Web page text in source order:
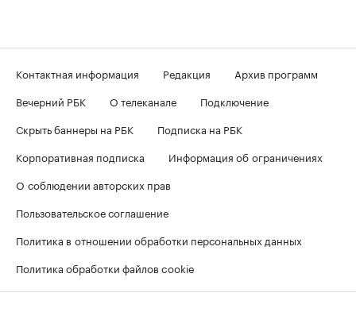
Контактная информация Редакция
Архив программ
Вечерний РБК
О телеканале
Подключение
Скрыть баннеры на РБК
Подписка на РБК
Корпоративная подписка
Информация об ограничениях
О соблюдении авторских прав
Пользовательское соглашение
Политика в отношении обработки персональных данных
Политика обработки файлов cookie